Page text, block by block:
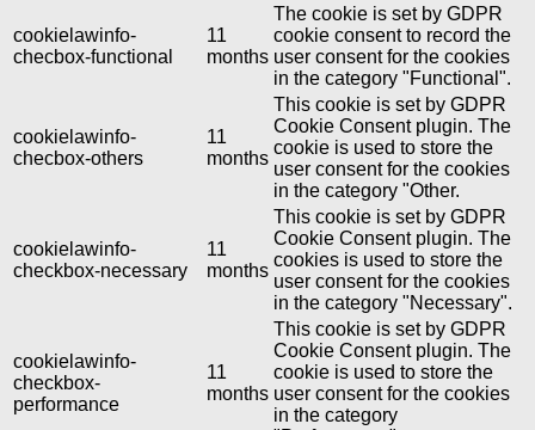
cookielawinfo-
checbox-functional
11
months
The cookie is set by GDPR
cookie consent to record the
user consent for the cookies
in the category "Functional".
cookielawinfo-
checbox-others
11
months
This cookie is set by GDPR
Cookie Consent plugin. The
cookie is used to store the
user consent for the cookies
in the category "Other.
cookielawinfo-
checkbox-necessary
11
months
This cookie is set by GDPR
Cookie Consent plugin. The
cookies is used to store the
user consent for the cookies
in the category "Necessary".
cookielawinfo-
checkbox-
performance
11
months
This cookie is set by GDPR
Cookie Consent plugin. The
cookie is used to store the
user consent for the cookies
in the category